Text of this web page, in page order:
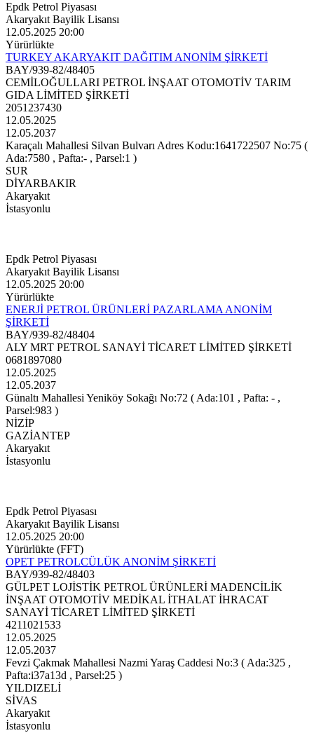
Epdk Petrol Piyasası
Akaryakıt Bayilik Lisansı
12.05.2025 20:00
Yürürlükte
TURKEY AKARYAKIT DAĞITIM ANONİM ŞİRKETİ
BAY/939-82/48405
CEMİLOĞULLARI PETROL İNŞAAT OTOMOTİV TARIM
GIDA LİMİTED ŞİRKETİ
2051237430
12.05.2025
12.05.2037
Karaçalı Mahallesi Silvan Bulvarı Adres Kodu:1641722507 No:75 (
Ada:7580 , Pafta:- , Parsel:1 )
SUR
DİYARBAKIR
Akaryakıt
İstasyonlu
Epdk Petrol Piyasası
Akaryakıt Bayilik Lisansı
12.05.2025 20:00
Yürürlükte
ENERJİ PETROL ÜRÜNLERİ PAZARLAMA ANONİM
ŞİRKETİ
BAY/939-82/48404
ALY MRT PETROL SANAYİ TİCARET LİMİTED ŞİRKETİ
0681897080
12.05.2025
12.05.2037
Günaltı Mahallesi Yeniköy Sokağı No:72 ( Ada:101 , Pafta: - ,
Parsel:983 )
NİZİP
GAZİANTEP
Akaryakıt
İstasyonlu
Epdk Petrol Piyasası
Akaryakıt Bayilik Lisansı
12.05.2025 20:00
Yürürlükte (FFT)
OPET PETROLCÜLÜK ANONİM ŞİRKETİ
BAY/939-82/48403
GÜLPET LOJİSTİK PETROL ÜRÜNLERİ MADENCİLİK
İNŞAAT OTOMOTİV MEDİKAL İTHALAT İHRACAT
SANAYİ TİCARET LİMİTED ŞİRKETİ
4211021533
12.05.2025
12.05.2037
Fevzi Çakmak Mahallesi Nazmi Yaraş Caddesi No:3 ( Ada:325 ,
Pafta:i37a13d , Parsel:25 )
YILDIZELİ
SİVAS
Akaryakıt
İstasyonlu